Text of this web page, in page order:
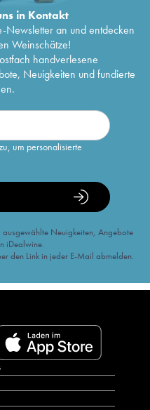
in Kontakt
Newsletter an und entdecken
Weinschätze!
handverlesene
Neuigkeiten und fundierte
um personalisierte
Neuigkeiten, Angebote
iDealwine.
den Link in jeder E-Mail abmelden.